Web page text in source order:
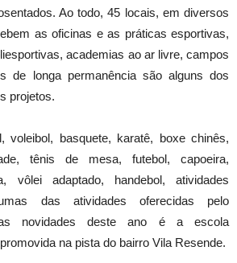
Ao todo, 45 locais, em diversos
as oficinas e as práticas esportivas,
academias ao ar livre, campos
de longa permanência são alguns dos
projetos.
voleibol, basquete, karatê, boxe chinês,
tênis de mesa, futebol, capoeira,
vôlei adaptado, handebol, atividades
das atividades oferecidas pelo
novidades deste ano é a escola
na pista do bairro Vila Resende.